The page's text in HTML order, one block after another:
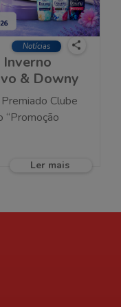
Notícias
& Downy
Clube
“Promoção
Ler mais